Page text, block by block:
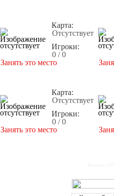
Карта:
Отсутствует
Игроки:
0 / 0
Занять это место
Карта:
Отсутствует
Игроки:
0 / 0
Занять это место